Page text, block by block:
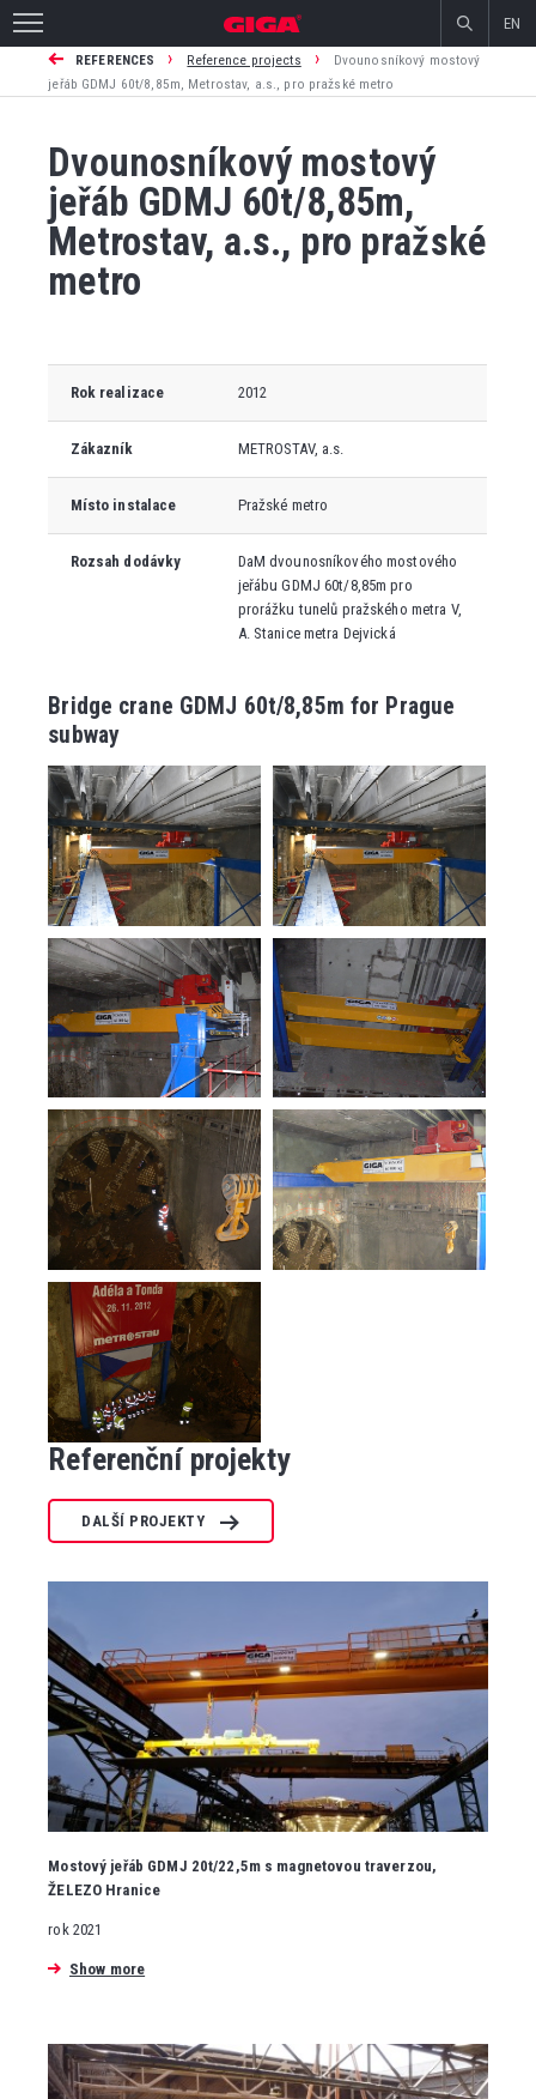
EN
REFERENCES › Reference projects ›
Dvounosníkový mostový
jeřáb GDMJ 60t/8,85m, Metrostav, a.s., pro pražské metro
Dvounosníkový mostový
jeřáb GDMJ 60t/8,85m,
Metrostav, a.s., pro pražské
metro
Rok realizace 2012
Zákazník METROSTAV, a.s.
Místo instalace Pražské metro
Rozsah dodávky
DaM dvounosníkového mostového
jeřábu GDMJ 60t/8,85m pro
prorážku tunelů pražského metra V,
A. Stanice metra Dejvická
Bridge crane GDMJ 60t/8,85m for Prague
subway
Referenční projekty
DALŠÍ PROJEKTY
Mostový jeřáb GDMJ 20t/22,5m s magnetovou traverzou,
ŽELEZO Hranice
rok 2021
Show more